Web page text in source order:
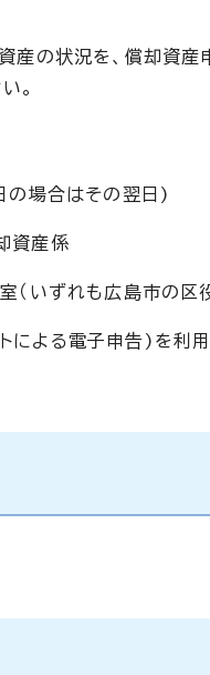
の状況を、償却資産
。
場合はその翌日)
資産係
いずれも広島市の区
による電子申告)を